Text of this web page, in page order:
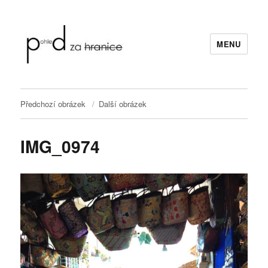
MENU
Předchozí obrázek Další obrázek
IMG_0974